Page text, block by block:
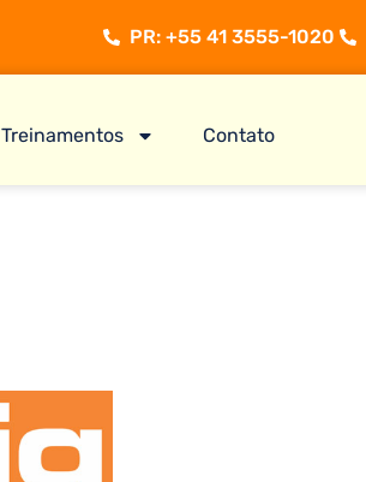
PR: +55 41 3555-1020 ​
Treinamentos Contato